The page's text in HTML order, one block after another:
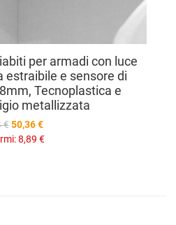
per armadi con luce
estraibile e sensore di
Tecnoplastica e
metallizzata
€ 50,36 €
8,89 €